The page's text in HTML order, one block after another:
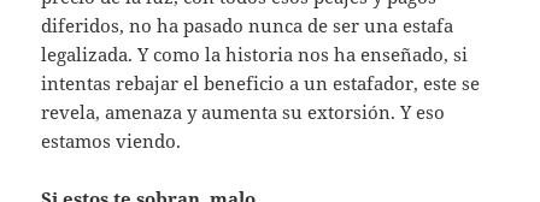
diferidos, no ha pasado nunca de ser una estafa
legalizada. Y como la historia nos ha enseñado, si
intentas rebajar el beneficio a un estafador, este se
revela, amenaza y aumenta su extorsión. Y eso
estamos viendo.